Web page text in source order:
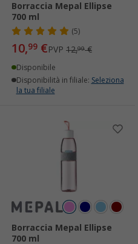
Borraccia Mepal Ellipse
700 ml
(5)
10,99 €PVP 12,99€
Disponibile
Disponibilità in filiale: Seleziona
la tua filiale
Borraccia Mepal Ellipse
700 ml